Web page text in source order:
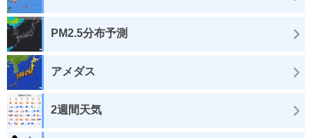
PM2.5分布予測
アメダス
2週間天気